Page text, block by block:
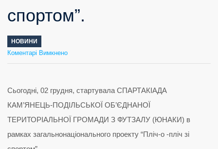
спортом”.
НОВИНИ
Коментарі Вимкненодо
Сьогодні,
02
СПАРТАКІАДА
КАМ’ЯНЕЦЬ-
ПОДІЛЬСЬКОЇ
“Пліч-
о
-пліч
зі
спортом”.
Сьогодні, 02 грудня, стартувала СПАРТАКІАДА
КАМ’ЯНЕЦЬ-ПОДІЛЬСЬКОЇ ОБ’ЄДНАНОЇ
ТЕРИТОРІАЛЬНОЇ ГРОМАДИ З ФУТЗАЛУ (ЮНАКИ) в
рамках загальнонаціонального проекту “Пліч-о -пліч зі